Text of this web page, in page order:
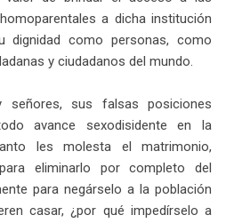
a dicha institución
dignidad como personas, como
y ciudadanos del mundo.
señores, sus falsas posiciones
avance sexodisidente en la
les molesta el matrimonio,
eliminarlo por completo del
para negárselo a la población
casar, ¿por qué impedírselo a